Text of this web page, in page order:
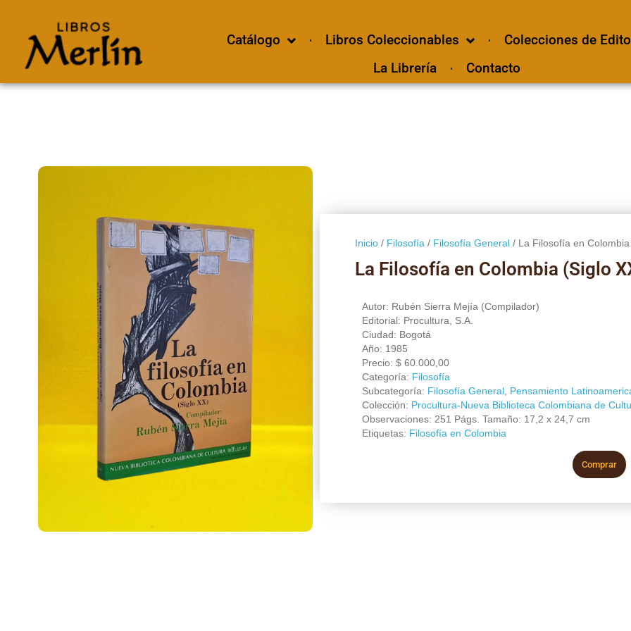
Catálogo Libros Coleccionables
Colecciones de
La Librería
Contacto
Inicio/ Filosofía / Filosofía General/ La Filosofía en Colombia
La Filosofía en Colombia (Siglo
Autor: Rubén Sierra Mejía (Compilador)
Editorial: Procultura, S.A.
Ciudad: Bogotá
Año: 1985
Precio: $60.000,00
Categoría: Filosofía
Subcategoría: Filosofía General, Pensamiento
Colección: Procultura-Nueva Biblioteca Colombiana de
Observaciones: 251 Págs. Tamaño: 17,2 x 24,7 cm
Etiquetas: Filosofía en Colombia
Comprar